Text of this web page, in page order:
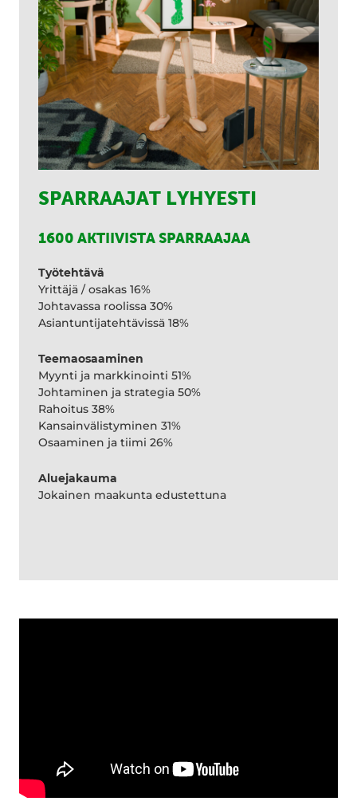
SPARRAAJAT LYHYESTI
1600 AKTIIVISTA SPARRAAJAA
Työtehtävä
Yrittäjä / osakas 16%
Johtavassa roolissa 30%
Asiantuntijatehtävissä 18%
Teemaosaaminen
Myynti ja markkinointi 51%
Johtaminen ja strategia 50%
Rahoitus 38%
Kansainvälistyminen 31%
Osaaminen ja tiimi 26%
Aluejakauma
Jokainen maakunta edustettuna